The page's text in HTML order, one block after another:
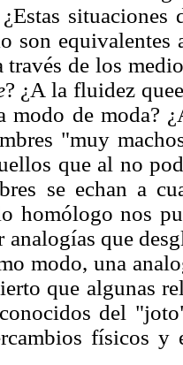
son
través de los
? ¿A la fluidez
modo de moda?
"muy
que al no
se echan a
homólogo nos
analogías que
modo, una
que algunas
del
físicos y